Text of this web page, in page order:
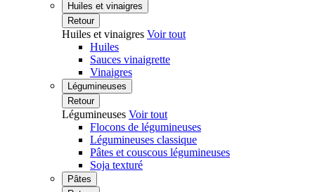
Huiles et vinaigres
Retour
Huiles et vinaigres Voir tout
Huiles
Sauces vinaigrette
Vinaigres
Légumineuses
Retour
Légumineuses Voir tout
Flocons de légumineuses
Légumineuses classique
Pâtes et couscous légumineuses
Soja texturé
Pâtes